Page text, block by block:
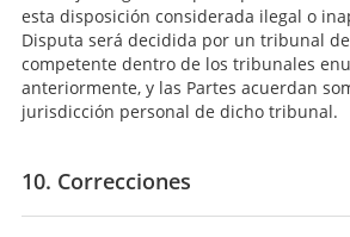
esta disposición considerada ilegal o
Disputa será decidida por un tribunal
competente dentro de los tribunales
anteriormente, y las Partes acuerdan
jurisdicción personal de dicho tribunal.
10. Correcciones